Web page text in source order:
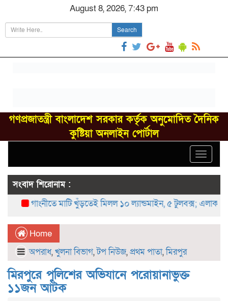
August 8, 2026, 7:43 pm
Search
গণপ্রজাতন্ত্রী বাংলাদেশ সরকার কর্তৃক অনুমোদিত দৈনিক
কুষ্টিয়া অনলাইন পোর্টাল
Toggle
সংবাদ শিরোনাম :
গাংনীতে মাটি খুঁড়তেই মিলল ১০ ল্যান্ডমাইন, ৫ টুলবক্স; এলাকায়
Home
অপরাধ,খুলনা বিভাগ,টপ নিউজ,প্রথম পাতা,মিরপুর
মিরপুরে পুলিশের অভিযানে পরোয়ানাভুক্ত
১১জন আটক